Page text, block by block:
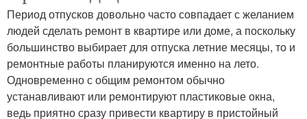
Период отпусков довольно часто совпадает с желанием
людей сделать ремонт в квартире или доме, а поскольку
большинство выбирает для отпуска летние месяцы, то и
ремонтные работы планируются именно на лето.
Одновременно с общим ремонтом обычно
устанавливают или ремонтируют пластиковые окна,
ведь приятно сразу привести квартиру в пристойный